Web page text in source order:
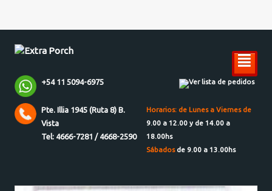
²
+54 11 5094-6975 Ver lista de pedidos
Pte. Illia 1945 (Ruta 8) B.
Vista
Tel: 4666-7281 / 4668-2590
Horarios: de Lunes a Viernes de
9.00 a 12.00 y de 14.00 a
18.00hs
Sábadosde 9.00 a 13.00hs